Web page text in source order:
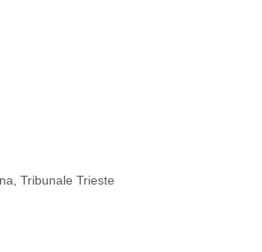
,Tribunale Trieste